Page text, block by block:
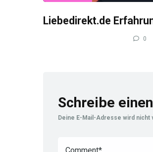
Liebedirekt.de
0
Schreibe
Deine E-Mail-Adresse wird